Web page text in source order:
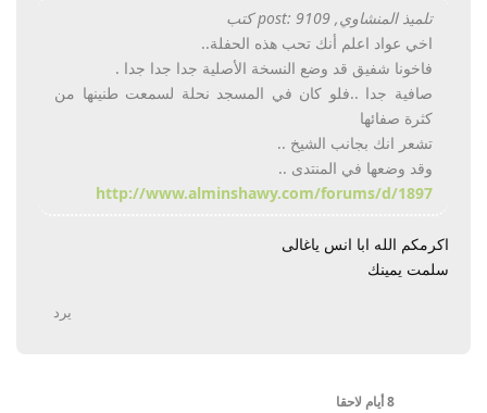
تلميذ المنشاوي, post: 9109 كتب
اخي عواد اعلم أنك تحب هذه الحفلة..
فاخونا شفيق قد وضع النسخة الأصلية جدا جدا جدا .
صافية جدا ..فلو كان في المسجد نحلة لسمعت طنينها من
كثرة صفائها
تشعر انك بجانب الشيخ ..
وقد وضعها في المنتدى ..
http://www.alminshawy.com/forums/d/1897
اكرمكم الله ابا انس ياغالى
سلمت يمينك
يرد
8 أيام لاحقا